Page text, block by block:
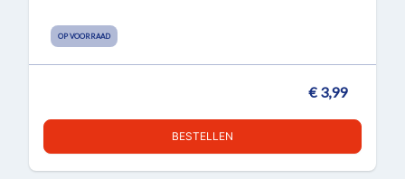
OP VOORRAAD
€ 3,99
BESTELLEN